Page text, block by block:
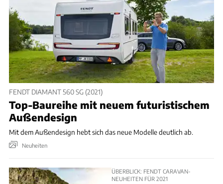
FENDT DIAMANT 560 SG (2021)
Top-Baureihe mit neuem futuristischem
Außendesign
Mit dem Außendesign hebt sich das neue Modelle deutlich ab.
Neuheiten
ÜBERBLICK: FENDT CARAVAN-
NEUHEITEN FÜR 2021